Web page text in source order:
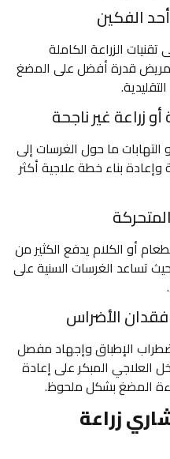
الزراعة الكاملة
المريض قدرة أفضل على المضغ
التهابات ما حول الغرسات إلى
بناء خطة علاجية أكثر
أو الكلام يدفع الكثير من
تساعد الغرسات السنية على
الإطباق وإجهاد مفصل
العلاجي المبكر على إعادة
المضغ بشكل ملحوظ.
زراعة